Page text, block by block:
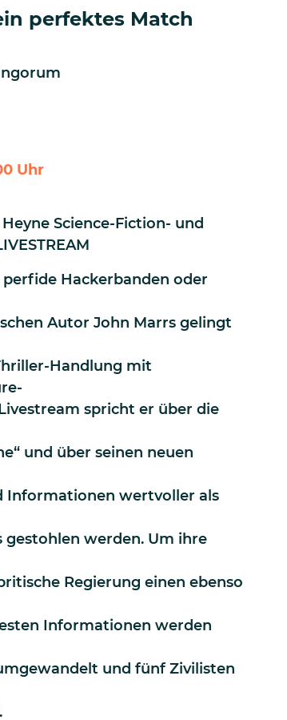
perfektes Match
Uhr
Science-Fiction- und
Hackerbanden oder
Autor John Marrs gelingt
Handlung mit
spricht er über die
und über seinen neuen
Informationen wertvoller als
gestohlen werden. Um ihre
Regierung einen ebenso
Informationen werden
und fünf Zivilisten